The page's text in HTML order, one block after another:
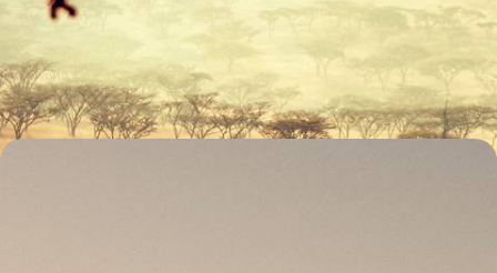
Une Afrique du Sud plus authentique, loin des itinéraires plus
12 jours, de 7400 à 9000 $ CA